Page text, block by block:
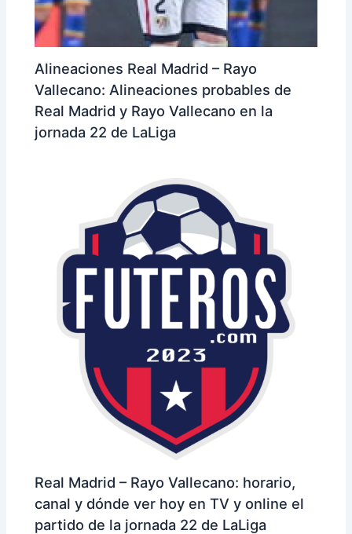
Alineaciones Real Madrid – Rayo
Vallecano: Alineaciones probables de
Real Madrid y Rayo Vallecano en la
jornada 22 de LaLiga
Real Madrid – Rayo Vallecano: horario,
canal y dónde ver hoy en TV y online el
partido de la jornada 22 de LaLiga